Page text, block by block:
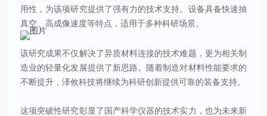
用性，为该项研究提供了强有力的技术支持。设备具备快速抽
真空、高成像速度等特点，适用于多种科研场景。
该研究成果不仅解决了异质材料连接的技术难题，更为相关制
造业的轻量化发展提供了新思路。随着制造对材料性能要求的
不断提升，泽攸科技将继续为科研创新提供可靠的装备支持。
这项突破性研究彰显了国产科学仪器的技术实力，也为未来新